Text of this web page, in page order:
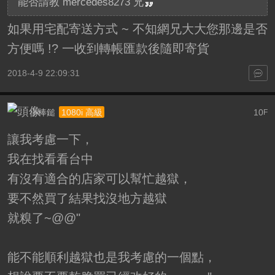
如果用宅配寄送方式 ~ 不知網兄大大您那邊是否
方便嗎 !? 一收到轉帳匯款後隨即寄貨
2018-4-9 22:09:31
10F
小棒鎚 1080i 高級
讓我考慮一下，
我在找看看台中
有沒有適合的店家可以幫忙越獄，
要不然買了結果找沒地方越獄
就糗了~@@"
能不能順利越獄也是我考慮的一個點，